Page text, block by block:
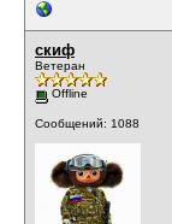
скиф
Ветеран
Offline
Сообщений: 1088